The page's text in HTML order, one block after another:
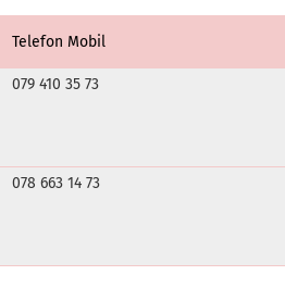
Telefon Mobil
079 410 35 73
078 663 14 73